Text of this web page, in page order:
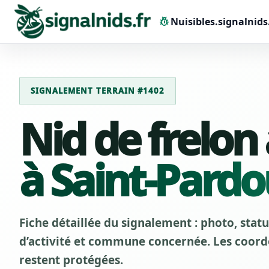
pest_control
SIGNALEMENT TERRAIN #1402
Nid de
à Saint-
Fiche détaillée du signalement : photo,
d’activité et commune concernée. Les
restent protégées.